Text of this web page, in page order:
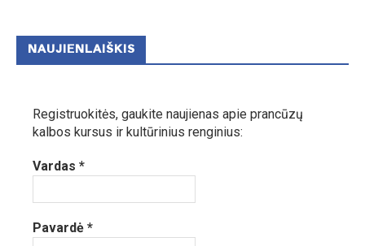
NAUJIENLAIŠKIS
Registruokitės, gaukite naujienas apie prancūzų
kalbos kursus ir kultūrinius renginius:
Vardas *
Pavardė *